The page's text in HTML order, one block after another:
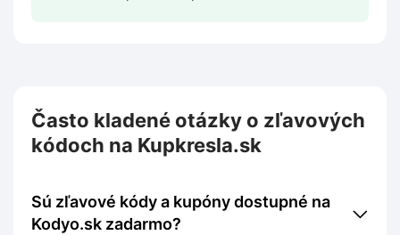
Často kladené otázky o zľavových
kódoch na Kupkresla.sk
Sú zľavové kódy a kupóny dostupné na
Kodyo.sk zadarmo?